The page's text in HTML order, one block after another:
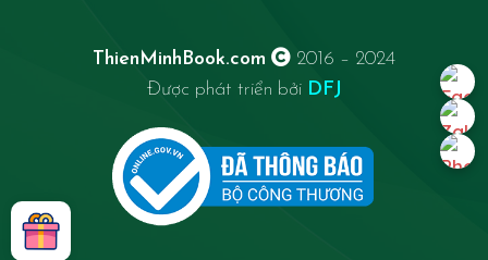
ThienMinhBook.com
2016 – 2024
Được phát triển bởi DFJ